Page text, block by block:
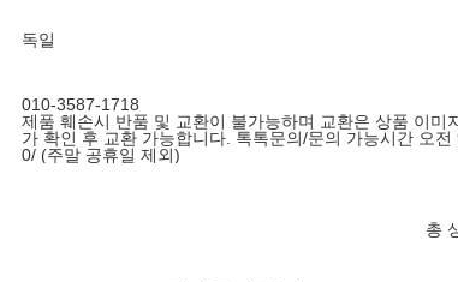
독일
010-3587-1718
제품 훼손시 반품 및 교환이 불가능하며 교환은 상품 이미
가 확인 후 교환 가능합니다. 톡톡문의/문의 가능시간 오
0/ (주말 공휴일 제외)
총